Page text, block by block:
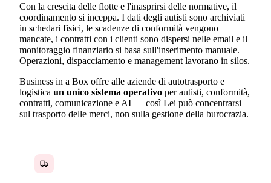
Con la crescita delle flotte e l'inasprirsi delle normative, il
coordinamento si inceppa. I dati degli autisti sono archiviati
in schedari fisici, le scadenze di conformità vengono
mancate, i contratti con i clienti sono dispersi nelle email e il
monitoraggio finanziario si basa sull'inserimento manuale.
Operazioni, dispacciamento e management lavorano in silos.
Business in a Box offre alle aziende di autotrasporto e
logistica un unico sistema operativo per autisti, conformità,
contratti, comunicazione e AI — così Lei può concentrarsi
sul trasporto delle merci, non sulla gestione della burocrazia.